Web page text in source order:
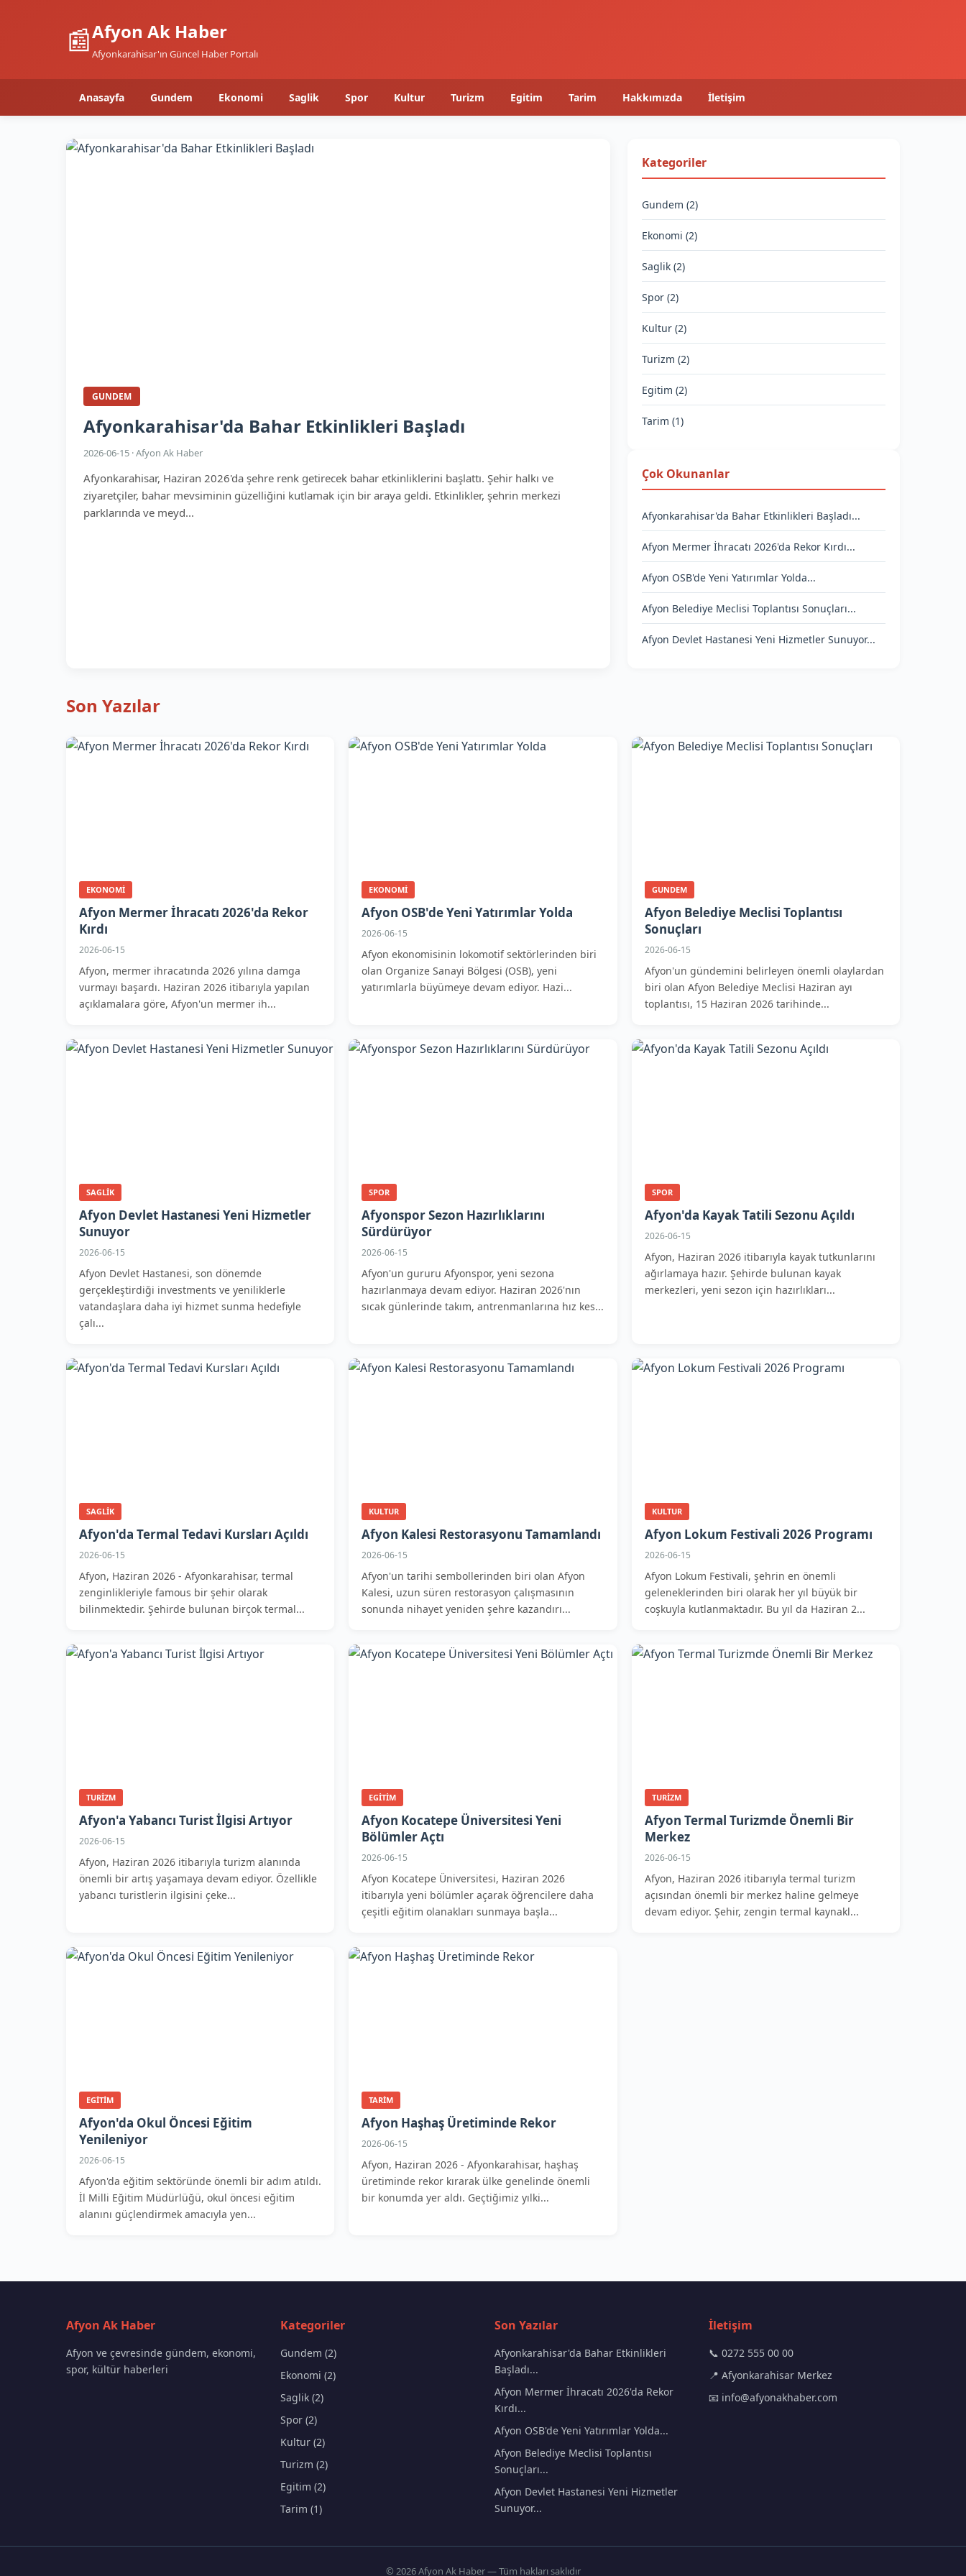
📰Afyon Ak Haber
Afyonkarahisar'ın Güncel Haber Portalı
Anasayfa Gundem Ekonomi Saglik Spor Kultur Turizm Egitim Tarim Hakkımızda İletişim
GUNDEM
Afyonkarahisar'da Bahar Etkinlikleri Başladı
2026-06-15 · Afyon Ak Haber
Afyonkarahisar, Haziran 2026'da şehre renk getirecek bahar etkinliklerini başlattı. Şehir halkı ve
ziyaretçiler, bahar mevsiminin güzelliğini kutlamak için bir araya geldi. Etkinlikler, şehrin merkezi
parklarında ve meyd...
Kategoriler
Gundem (2)
Ekonomi (2)
Saglik (2)
Spor (2)
Kultur (2)
Turizm (2)
Egitim (2)
Tarim (1)
Çok Okunanlar
Afyonkarahisar'da Bahar Etkinlikleri Başladı...
Afyon Mermer İhracatı 2026'da Rekor Kırdı...
Afyon OSB'de Yeni Yatırımlar Yolda...
Afyon Belediye Meclisi Toplantısı Sonuçları...
Afyon Devlet Hastanesi Yeni Hizmetler Sunuyor...
Son Yazılar
EKONOMI
Afyon Mermer İhracatı 2026'da Rekor
Kırdı
2026-06-15
Afyon, mermer ihracatında 2026 yılına damga
vurmayı başardı. Haziran 2026 itibarıyla yapılan
açıklamalara göre, Afyon'un mermer ih...
EKONOMI
Afyon OSB'de Yeni Yatırımlar Yolda
2026-06-15
Afyon ekonomisinin lokomotif sektörlerinden biri
olan Organize Sanayi Bölgesi (OSB), yeni
yatırımlarla büyümeye devam ediyor. Hazi...
GUNDEM
Afyon Belediye Meclisi Toplantısı
Sonuçları
2026-06-15
Afyon'un gündemini belirleyen önemli olaylardan
biri olan Afyon Belediye Meclisi Haziran ayı
toplantısı, 15 Haziran 2026 tarihinde...
SAGLIK
Afyon Devlet Hastanesi Yeni Hizmetler
Sunuyor
2026-06-15
Afyon Devlet Hastanesi, son dönemde
gerçekleştirdiği investments ve yeniliklerle
vatandaşlara daha iyi hizmet sunma hedefiyle
çalı...
SPOR
Afyonspor Sezon Hazırlıklarını
Sürdürüyor
2026-06-15
Afyon'un gururu Afyonspor, yeni sezona
hazırlanmaya devam ediyor. Haziran 2026'nın
sıcak günlerinde takım, antrenmanlarına hız kes...
SPOR
Afyon'da Kayak Tatili Sezonu Açıldı
2026-06-15
Afyon, Haziran 2026 itibarıyla kayak tutkunlarını
ağırlamaya hazır. Şehirde bulunan kayak
merkezleri, yeni sezon için hazırlıkları...
SAGLIK
Afyon'da Termal Tedavi Kursları Açıldı
2026-06-15
Afyon, Haziran 2026 - Afyonkarahisar, termal
zenginlikleriyle famous bir şehir olarak
bilinmektedir. Şehirde bulunan birçok termal...
KULTUR
Afyon Kalesi Restorasyonu Tamamlandı
2026-06-15
Afyon'un tarihi sembollerinden biri olan Afyon
Kalesi, uzun süren restorasyon çalışmasının
sonunda nihayet yeniden şehre kazandırı...
KULTUR
Afyon Lokum Festivali 2026 Programı
2026-06-15
Afyon Lokum Festivali, şehrin en önemli
geleneklerinden biri olarak her yıl büyük bir
coşkuyla kutlanmaktadır. Bu yıl da Haziran 2...
TURIZM
Afyon'a Yabancı Turist İlgisi Artıyor
2026-06-15
Afyon, Haziran 2026 itibarıyla turizm alanında
önemli bir artış yaşamaya devam ediyor. Özellikle
yabancı turistlerin ilgisini çeke...
EGITIM
Afyon Kocatepe Üniversitesi Yeni
Bölümler Açtı
2026-06-15
Afyon Kocatepe Üniversitesi, Haziran 2026
itibarıyla yeni bölümler açarak öğrencilere daha
çeşitli eğitim olanakları sunmaya başla...
TURIZM
Afyon Termal Turizmde Önemli Bir
Merkez
2026-06-15
Afyon, Haziran 2026 itibarıyla termal turizm
açısından önemli bir merkez haline gelmeye
devam ediyor. Şehir, zengin termal kaynakl...
EGITIM
Afyon'da Okul Öncesi Eğitim
Yenileniyor
2026-06-15
Afyon'da eğitim sektöründe önemli bir adım atıldı.
İl Milli Eğitim Müdürlüğü, okul öncesi eğitim
alanını güçlendirmek amacıyla yen...
TARIM
Afyon Haşhaş Üretiminde Rekor
2026-06-15
Afyon, Haziran 2026 - Afyonkarahisar, haşhaş
üretiminde rekor kırarak ülke genelinde önemli
bir konumda yer aldı. Geçtiğimiz yılki...
Afyon Ak Haber
Afyon ve çevresinde gündem, ekonomi,
spor, kültür haberleri
Kategoriler
Gundem (2)
Ekonomi (2)
Saglik (2)
Spor (2)
Kultur (2)
Turizm (2)
Egitim (2)
Tarim (1)
Son Yazılar
Afyonkarahisar'da Bahar Etkinlikleri
Başladı...
Afyon Mermer İhracatı 2026'da Rekor
Kırdı...
Afyon OSB'de Yeni Yatırımlar Yolda...
Afyon Belediye Meclisi Toplantısı
Sonuçları...
Afyon Devlet Hastanesi Yeni Hizmetler
Sunuyor...
İletişim
📞 0272 555 00 00
📍 Afyonkarahisar Merkez
📧 info@afyonakhaber.com
© 2026 Afyon Ak Haber — Tüm hakları saklıdır